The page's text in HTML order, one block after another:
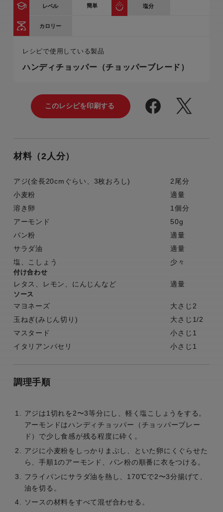
レベル 簡単 塩分
カロリー
レシピで使用している製品
ハンディチョッパー（チョッパーブレード）
材料（2人分）
アジ(全長20cmぐらい、3枚おろし)
2尾分
小麦粉
適量
溶き卵
1個分
アーモンド
50g
パン粉
適量
サラダ油
適量
塩、こしょう
少々
付け合わせ
レタス、レモン、にんじんなど 適量
ソース
マヨネーズ
大さじ2
玉ねぎ(みじん切り)
大さじ1/2
マスタード
小さじ1
イタリアンパセリ
小さじ1
調理手順
アジは1切れを2〜3等分にし、軽く塩こしょうをする。
アーモンドはハンディチョッパー（チョッパーブレー
ド）で少し食感が残る程度に砕く。
アジに小麦粉をしっかりまぶし、といた卵にくぐらせた
ら、手順1のアーモンド、パン粉の順番に衣をつける。
フライパンにサラダ油を熱し、170℃で2〜3分揚げて、
油を切る。
ソースの材料をすべて混ぜ合わせる。